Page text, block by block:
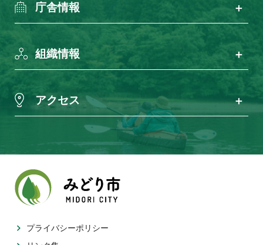
庁舎情報
組織情報
アクセス
プライバシーポリシー